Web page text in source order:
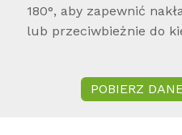
180°, aby zapewnić
lub przeciwbieżnie do
POBIERZ